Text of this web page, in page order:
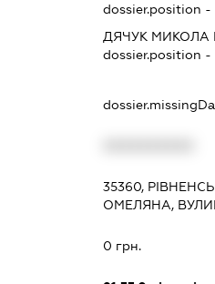
dossier.position -
ДЯЧУК МИКОЛА
dossier.position -
35360,
ОМЕЛЯНА,
0 грн.